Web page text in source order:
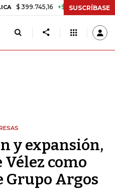
+$ 2.295,71 +0,58%
SUSCRÍBASE
y expansión,
Vélez como
Grupo Argos